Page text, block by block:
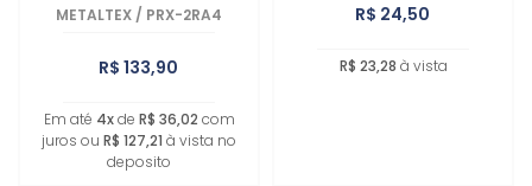
METALTEX / PRX-2RA4
R$ 133,90
Em até 4xde R$ 36,02 com
juros ou R$ 127,21 à vista no
deposito
R$ 24,50
R$ 23,28 à vista